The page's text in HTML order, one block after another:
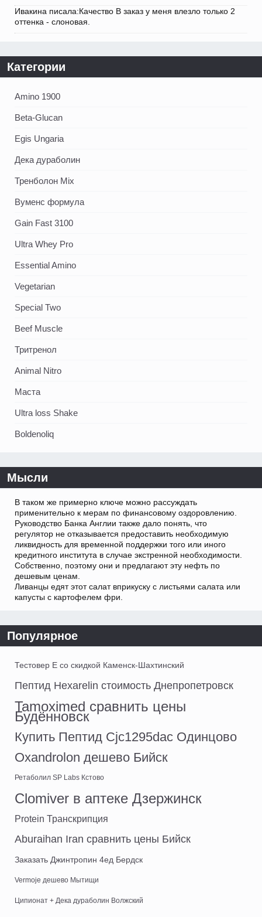
Ивакина писала:Качество В заказ у меня влезло только 2
оттенка - слоновая.
Категории
Amino 1900
Beta-Glucan
Egis Ungaria
Дека дураболин
Тренболон Mix
Вуменс формула
Gain Fast 3100
Ultra Whey Pro
Essential Amino
Vegetarian
Special Two
Beef Muscle
Тритренол
Animal Nitro
Маста
Ultra loss Shake
Boldenoliq
Мысли
В таком же примерно ключе можно рассуждать
применительно к мерам по финансовому оздоровлению.
Руководство Банка Англии также дало понять, что
регулятор не отказывается предоставить необходимую
ликвидность для временной поддержки того или иного
кредитного института в случае экстренной необходимости.
Собственно, поэтому они и предлагают эту нефть по
дешевым ценам.
Ливанцы едят этот салат вприкуску с листьями салата или
капусты с картофелем фри.
Популярное
Тестовер Е со скидкой Каменск-Шахтинский
Пептид Hexarelin стоимость Днепропетровск
Tamoximed сравнить цены
Будённовск
Купить Пептид Cjc1295dac Одинцово
Oxandrolon дешево Бийск
Ретаболил SP Labs Кстово
Clomiver в аптеке Дзержинск
Protein Транскрипция
Aburaihan Iran сравнить цены Бийск
Заказать Джинтропин 4ед Бердск
Vermoje дешево Мытищи
Ципионат + Дека дураболин Волжский